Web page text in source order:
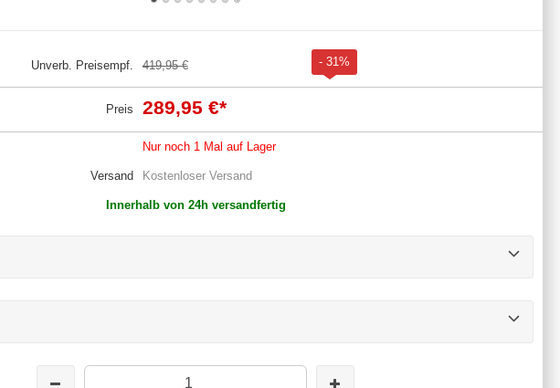
Unverb. Preisempf. 419,95 € - 31%
Preis 289,95 €*
Nur noch 1 Mal auf Lager
Versand Kostenloser Versand
Innerhalb von 24h versandfertig